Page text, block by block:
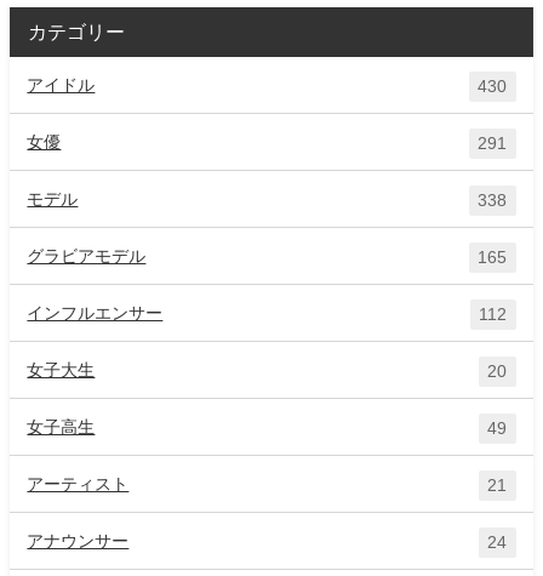
カテゴリー
アイドル 430
女優 291
モデル 338
グラビアモデル 165
インフルエンサー 112
女子大生 20
女子高生 49
アーティスト 21
アナウンサー 24